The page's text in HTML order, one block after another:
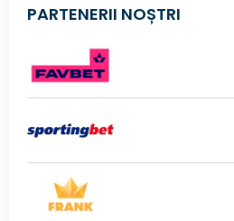
PARTENERII NOȘTRI